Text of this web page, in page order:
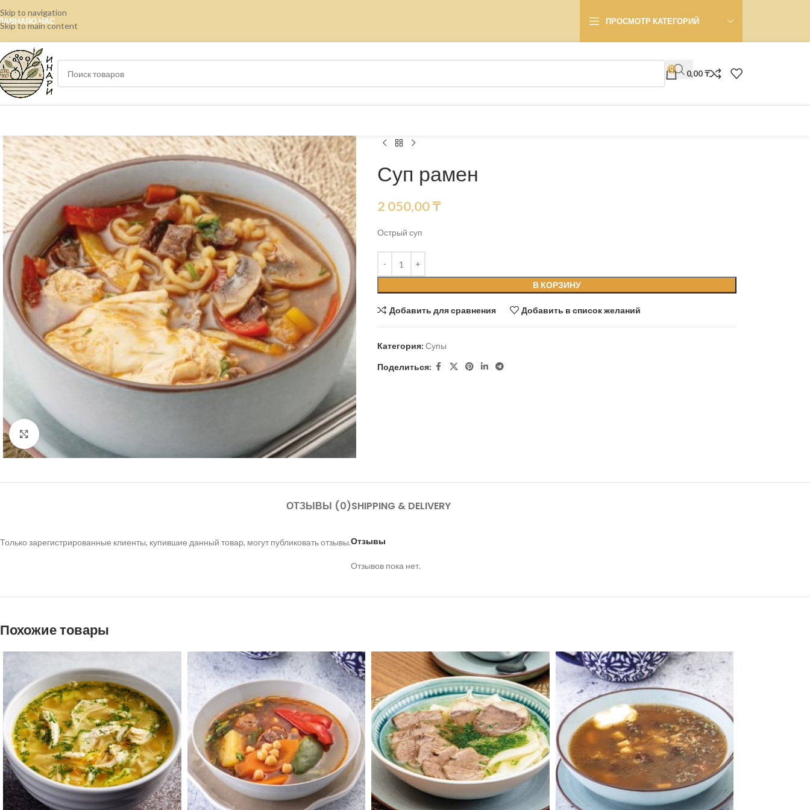
Skip to navigation
Skip to main content
О НАС ПРОСМОТР КАТЕГОРИЙ
0 0,00₸
Нажмите, чтобы увеличить
Суп рамен
2 050,00₸
Острый суп
В КОРЗИНУ
Добавить для сравнения Добавить в список желаний
Категория: Супы
Поделиться:
ОТЗЫВЫ (0)SHIPPING & DELIVERY
Отзывы
Отзывов пока нет.
Только зарегистрированные клиенты, купившие данный товар, могут публиковать отзывы.
Похожие товары